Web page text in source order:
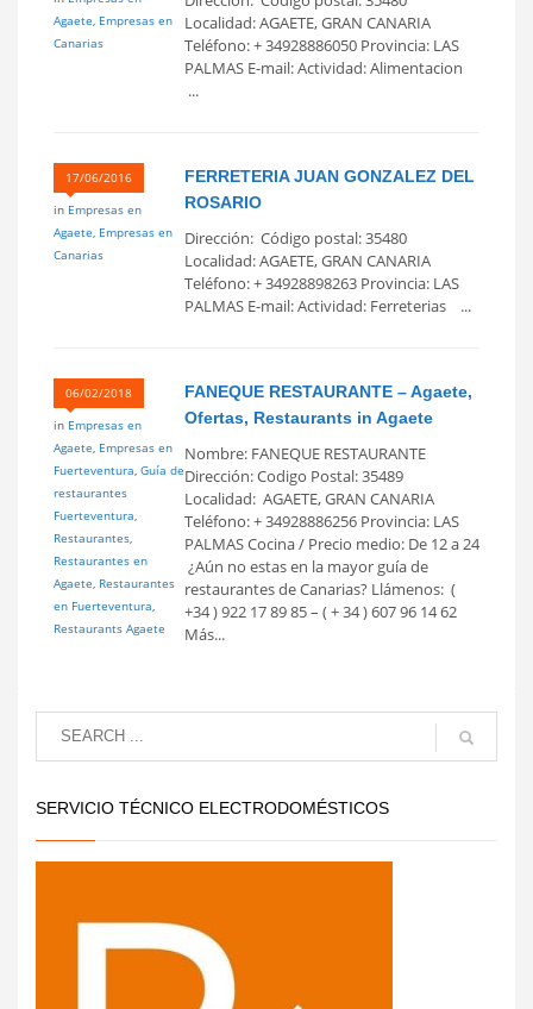
Agaete, Empresas en
Canarias
Localidad: AGAETE, GRAN CANARIA
Teléfono: + 34928886050 Provincia: LAS
PALMAS E-mail: Actividad: Alimentacion
...
17/06/2016
in Empresas en
Agaete, Empresas en
Canarias
FERRETERIA JUAN GONZALEZ DEL
ROSARIO
Dirección: Código postal: 35480
Localidad: AGAETE, GRAN CANARIA
Teléfono: + 34928898263 Provincia: LAS
PALMAS E-mail: Actividad: Ferreterias ...
06/02/2018
in Empresas en
Agaete, Empresas en
Fuerteventura, Guía de
restaurantes
Fuerteventura,
Restaurantes,
Restaurantes en
Agaete, Restaurantes
en Fuerteventura,
Restaurants Agaete
FANEQUE RESTAURANTE – Agaete,
Ofertas, Restaurants in Agaete
Nombre: FANEQUE RESTAURANTE
Dirección: Codigo Postal: 35489
Localidad: AGAETE, GRAN CANARIA
Teléfono: + 34928886256 Provincia: LAS
PALMAS Cocina / Precio medio: De 12 a 24
 ¿Aún no estas en la mayor guía de
restaurantes de Canarias? Llámenos: (
+34 ) 922 17 89 85 – ( + 34 ) 607 96 14 62
Más...
SERVICIO TÉCNICO ELECTRODOMÉSTICOS